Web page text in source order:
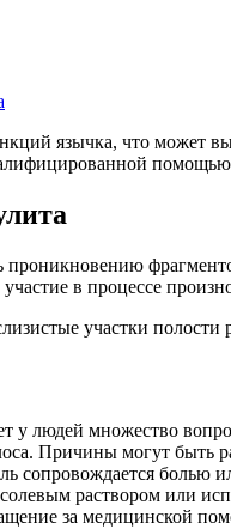
язычка, что может
в процессе
участки
людей множество
Причины могут
сопровождается болью
раствором или
за медицинской